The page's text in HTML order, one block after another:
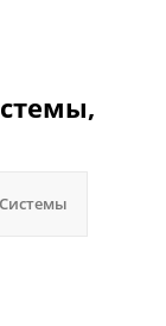
Системы